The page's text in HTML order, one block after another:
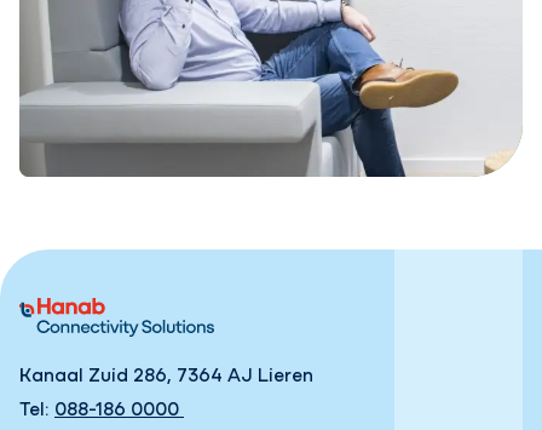
Kanaal Zuid 286, 7364 AJ Lieren
Tel: 088-186 0000